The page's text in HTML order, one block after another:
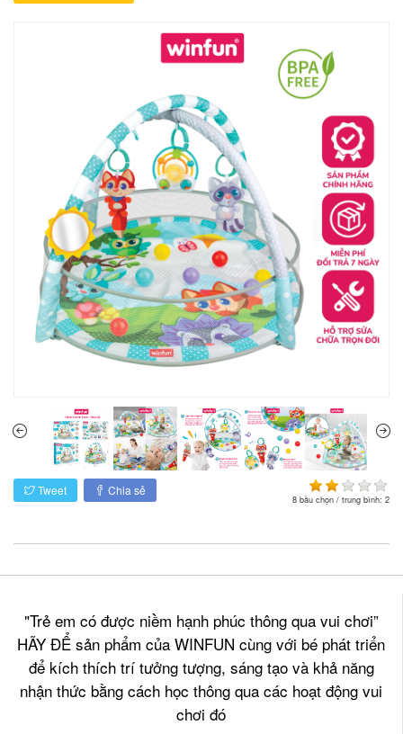
8 bầu chọn / trung bình: 2
Tweet Chia sẻ
"Trẻ em có được niềm hạnh phúc thông qua vui chơi”
HÃY ĐỂ sản phẩm của WINFUN cùng với bé phát triển
để kích thích trí tưởng tượng, sáng tạo và khả năng
nhận thức bằng cách học thông qua các hoạt động vui
chơi đó